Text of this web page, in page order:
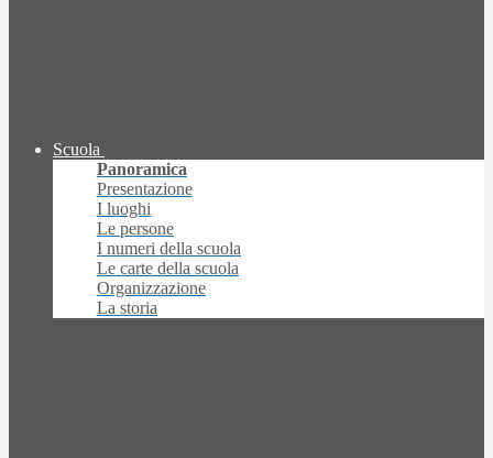
Scuola
Panoramica
Presentazione
I luoghi
Le persone
I numeri della scuola
Le carte della scuola
Organizzazione
La storia